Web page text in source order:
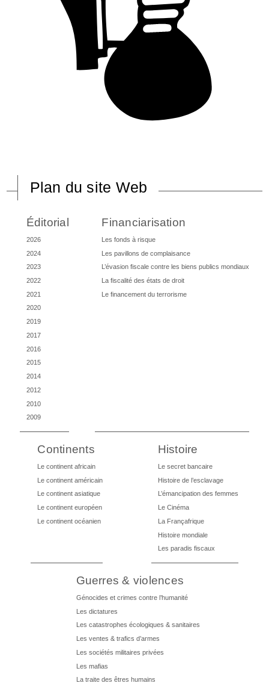
Plan du site Web
Éditorial
2026
2024
2023
2022
2021
2020
2019
2017
2016
2015
2014
2012
2010
2009
Financiarisation
Les fonds à risque
Les pavillons de complaisance
L’évasion fiscale contre les biens publics mondiaux
La fiscalité des états de droit
Le financement du terrorisme
Continents
Le continent africain
Le continent américain
Le continent asiatique
Le continent européen
Le continent océanien
Histoire
Le secret bancaire
Histoire de l’esclavage
L’émancipation des femmes
Le Cinéma
La Françafrique
Histoire mondiale
Les paradis fiscaux
Guerres & violences
Génocides et crimes contre l’humanité
Les dictatures
Les catastrophes écologiques & sanitaires
Les ventes & trafics d’armes
Les sociétés militaires privées
Les mafias
La traite des êtres humains